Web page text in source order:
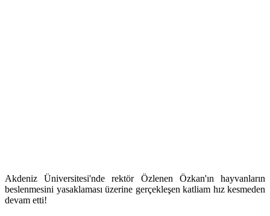
Akdeniz Üniversitesi'nde rektör Özlenen Özkan'ın hayvanların
beslenmesini yasaklaması üzerine gerçekleşen katliam hız kesmeden
devam etti!